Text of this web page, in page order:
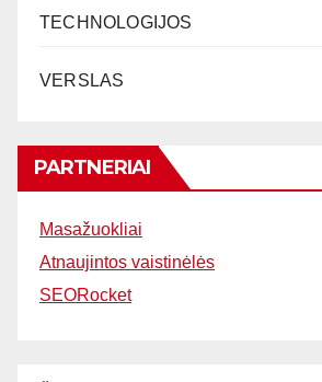
TECHNOLOGIJOS
VERSLAS
PARTNERIAI
Masažuokliai
Atnaujintos vaistinėlės
SEORocket